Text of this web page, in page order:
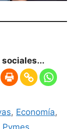
, Economía,